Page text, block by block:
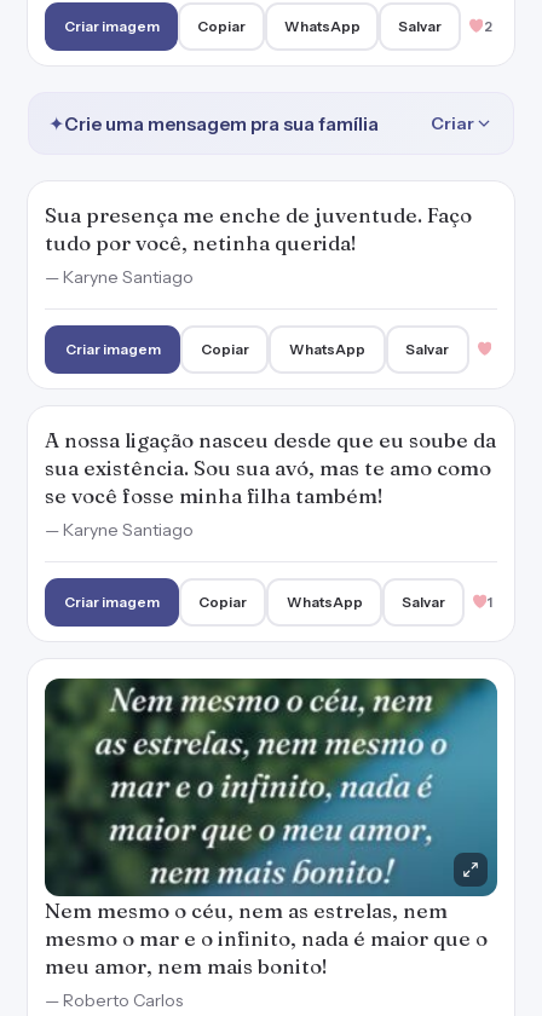
Criar imagem Copiar WhatsApp Salvar 2
✦Crie uma mensagem pra sua família Criar
Sua presença me enche de juventude. Faço
tudo por você, netinha querida!
— Karyne Santiago
Criar imagem Copiar WhatsApp Salvar
A nossa ligação nasceu desde que eu soube da
sua existência. Sou sua avó, mas te amo como
se você fosse minha filha também!
— Karyne Santiago
Criar imagem Copiar WhatsApp Salvar 1
Nem mesmo o céu, nem as estrelas, nem
mesmo o mar e o infinito, nada é maior que o
meu amor, nem mais bonito!
— Roberto Carlos